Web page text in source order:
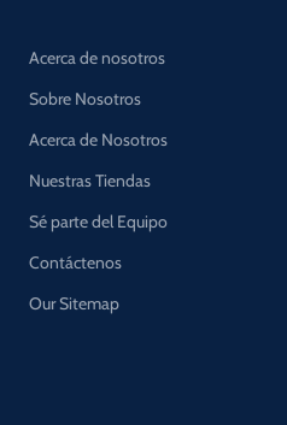
Acerca de nosotros
Sobre Nosotros
Acerca de Nosotros
Nuestras Tiendas
Sé parte del Equipo
Contáctenos
Our Sitemap